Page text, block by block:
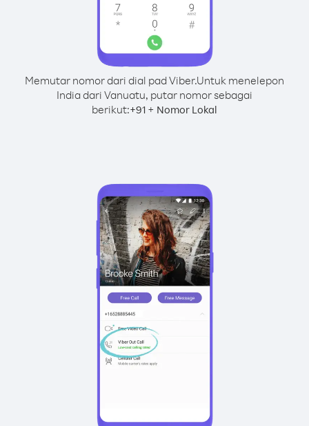
Memutar nomor dari dial pad Viber.Untuk menelepon
India dari Vanuatu, putar nomor sebagai
berikut:+91 + Nomor Lokal